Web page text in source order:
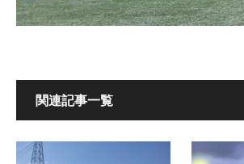
関連記事一覧